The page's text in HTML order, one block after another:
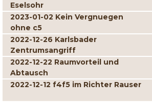
Eselsohr
2023-01-02 Kein Vergnuegen
ohne c5
2022-12-26 Karlsbader
Zentrumsangriff
2022-12-22 Raumvorteil und
Abtausch
2022-12-12 f4f5 im Richter Rauser